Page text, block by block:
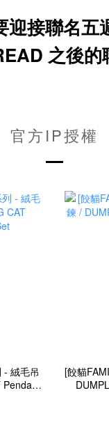
迎接聯名五
之後的
官方IP授權
- 絨毛吊
Pendant
[餃貓